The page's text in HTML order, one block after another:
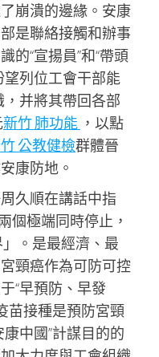
崩潰的邊緣。安康
是聯絡接觸和辦事
的“宣揚員”和“帶頭
望列位工會干部能
，并將其帶回各部
新竹 肺功能 ，以點
公教健檢群體晉
康防地。
周久順在講話中指
個極端同時停止，
。是最經濟、最
頸癌作為可防可控
“早預防、早發
苗接種是預防宮頸
中國”計謀目的的